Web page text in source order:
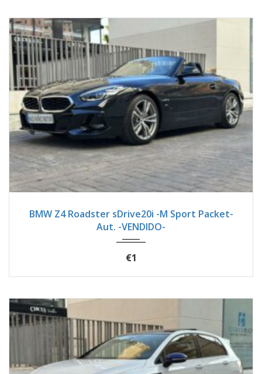
BMW Z4 Roadster sDrive20i -M Sport Packet-
Aut. -VENDIDO-
€1